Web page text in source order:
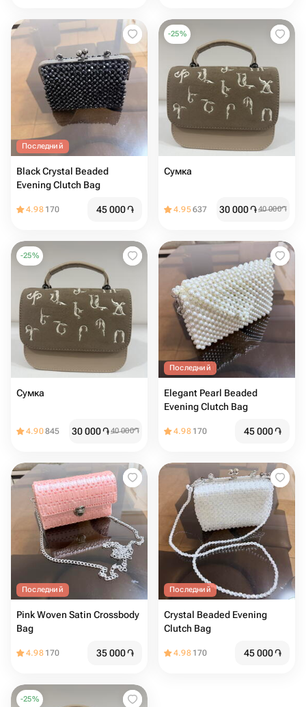
Последний
Black Crystal Beaded
Evening Clutch Bag
4.98 170 45 000֏
-25%
Сумка
4.95637 30 000֏40 000֏
-25%
Сумка
4.90845 30 000֏40 000֏
Последний
Elegant Pearl Beaded
Evening Clutch Bag
4.98 170 45 000֏
Последний
Pink Woven Satin Crossbody
Bag
4.98 170 35 000֏
Последний
Crystal Beaded Evening
Clutch Bag
4.98 170 45 000֏
-25%